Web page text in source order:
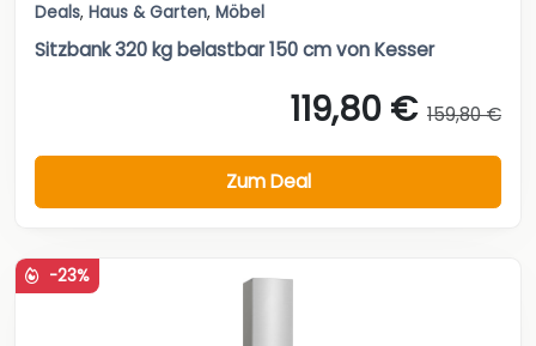
Deals, Haus & Garten, Möbel
Sitzbank 320 kg belastbar 150 cm von Kesser
119,80 € 159,80 €
Zum Deal
-23%